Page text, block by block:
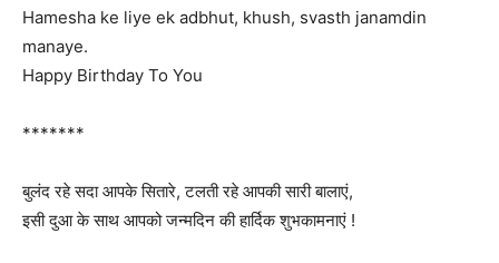
Hamesha ke liye ek adbhut, khush, svasth janamdin
manaye.
Happy Birthday To You
*******
बुलंद रहे सदा आपके सितारे, टलती रहे आपकी सारी बालाएं,
इसी दुआ के साथ आपको जन्मदिन की हार्दिक शुभकामनाएं !